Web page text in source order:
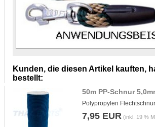
Kunden, die diesen Artikel kauften,
bestellt:
50m PP-Schnur
Polypropylen
7,95 EUR (inkl. 19 %